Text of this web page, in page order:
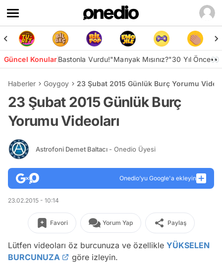
Güncel KonularBastonla Vurdu!"Manyak Mısınız?"30 Yıl Önce👀
Haberler Goygoy 23 Şubat 2015 Günlük Burç Yorumu
23 Şubat 2015 Günlük Burç
Yorumu Videoları
Astrofoni Demet Baltacı - Onedio Üyesi
Onedio’yu Google'a ekleyin
23.02.2015 - 10:14
Favori Yorum Yap Paylaş
Lütfen videoları öz burcunuza ve özellikle YÜKSELEN
BURCUNUZA
göre izleyin.